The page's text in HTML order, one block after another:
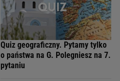
Quiz geograficzny. Pytamy tylko
o państwa na G. Polegniesz na 7.
pytaniu